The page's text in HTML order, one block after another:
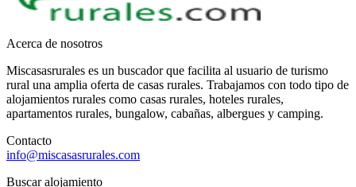
Acerca de nosotros
Miscasasrurales es un buscador que facilita al usuario de turismo
rural una amplia oferta de casas rurales. Trabajamos con todo tipo de
alojamientos rurales como casas rurales, hoteles rurales,
apartamentos rurales, bungalow, cabañas, albergues y camping.
Contacto
info@miscasasrurales.com
Buscar alojamiento